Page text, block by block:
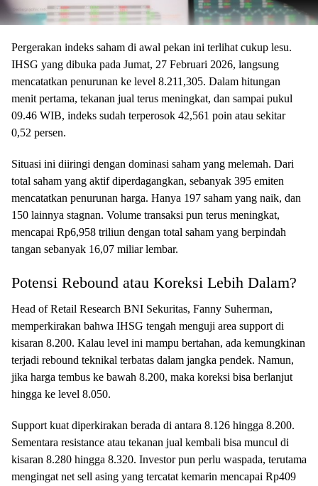
Pergerakan indeks saham di awal pekan ini terlihat cukup lesu.
IHSG yang dibuka pada Jumat, 27 Februari 2026, langsung
mencatatkan penurunan ke level 8.211,305. Dalam hitungan
menit pertama, tekanan jual terus meningkat, dan sampai pukul
09.46 WIB, indeks sudah terperosok 42,561 poin atau sekitar
0,52 persen.
Situasi ini diiringi dengan dominasi saham yang melemah. Dari
total saham yang aktif diperdagangkan, sebanyak 395 emiten
mencatatkan penurunan harga. Hanya 197 saham yang naik, dan
150 lainnya stagnan. Volume transaksi pun terus meningkat,
mencapai Rp6,958 triliun dengan total saham yang berpindah
tangan sebanyak 16,07 miliar lembar.
Potensi Rebound atau Koreksi Lebih Dalam?
Head of Retail Research BNI Sekuritas, Fanny Suherman,
memperkirakan bahwa IHSG tengah menguji area support di
kisaran 8.200. Kalau level ini mampu bertahan, ada kemungkinan
terjadi rebound teknikal terbatas dalam jangka pendek. Namun,
jika harga tembus ke bawah 8.200, maka koreksi bisa berlanjut
hingga ke level 8.050.
Support kuat diperkirakan berada di antara 8.126 hingga 8.200.
Sementara resistance atau tekanan jual kembali bisa muncul di
kisaran 8.280 hingga 8.320. Investor pun perlu waspada, terutama
mengingat net sell asing yang tercatat kemarin mencapai Rp409